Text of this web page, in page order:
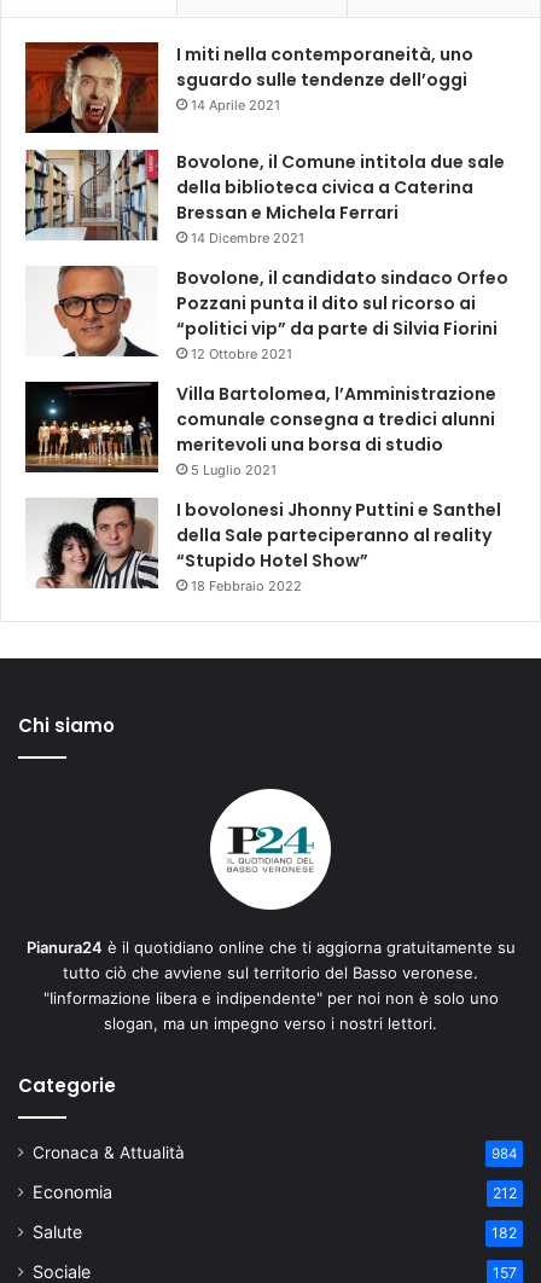
I miti nella contemporaneità, uno
sguardo sulle tendenze dell’oggi
14 Aprile 2021
Bovolone, il Comune intitola due sale
della biblioteca civica a Caterina
Bressan e Michela Ferrari
14 Dicembre 2021
Bovolone, il candidato sindaco Orfeo
Pozzani punta il dito sul ricorso ai
“politici vip” da parte di Silvia Fiorini
12 Ottobre 2021
Villa Bartolomea, l’Amministrazione
comunale consegna a tredici alunni
meritevoli una borsa di studio
5 Luglio 2021
I bovolonesi Jhonny Puttini e Santhel
della Sale parteciperanno al reality
“Stupido Hotel Show”
18 Febbraio 2022
Chi siamo
Pianura24 è il quotidiano online che ti aggiorna gratuitamente su
tutto ciò che avviene sul territorio del Basso veronese.
"Iinformazione libera e indipendente" per noi non è solo uno
slogan, ma un impegno verso i nostri lettori.
Categorie
Cronaca & Attualità 984
Economia 212
Salute 182
Sociale 157